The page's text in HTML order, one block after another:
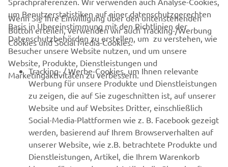
um Benutzerstatistiken auf einer datenschutzgerechten
Basis in Übereinstimmung mit den Richtlinien der
Datenschutzbehörden zu erstellen, um zu verstehen, wie
Besucher unsere Website nutzen, und um unsere
Website, Produkte, Dienstleistungen und
Marketingaktivitäten zu verbessern.
Wenn Sie Ihre Einwilligung über den untenstehenden
Button erteilen, verwenden wir auch Tracking-/Werbung
Cookies und Social Media-Cookies:
Tracking- / Werbe-Cookies, um Ihnen relevante
Werbung für unsere Produkte und Dienstleistungen
zu zeigen, die auf Sie zugeschnitten ist, auf unserer
Website und auf Websites Dritter, einschließlich
Social-Media-Plattformen wie z. B. Facebook gezeigt
werden, basierend auf Ihrem Browserverhalten auf
unserer Website, wie z.B. betrachtete Produkte und
Dienstleistungen, Artikel, die Ihrem Warenkorb
hinzugefügt wurden und Artikel, die Sie gekauft